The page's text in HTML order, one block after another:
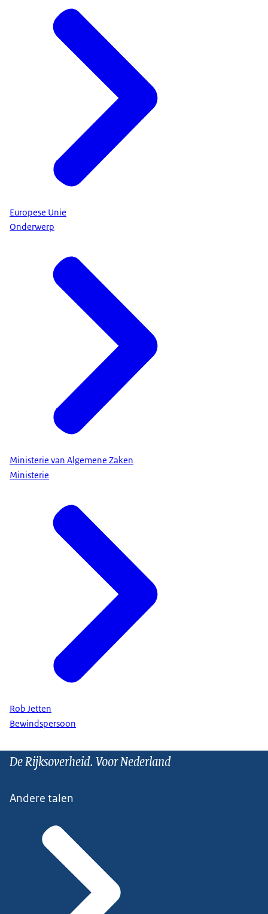
Europese Unie
Onderwerp
Ministerie van Algemene Zaken
Ministerie
Rob Jetten
Bewindspersoon
De Rijksoverheid. Voor Nederland
Andere talen